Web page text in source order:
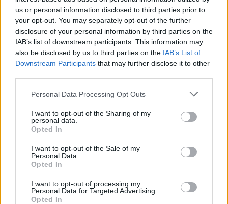
us or personal information disclosed to third parties prior to
your opt-out. You may separately opt-out of the further
disclosure of your personal information by third parties on the
IAB’s list of downstream participants. This information may
also be disclosed by us to third parties on the IAB’s List of
Downstream Participants that may further disclose it to other
Please note that this website/app uses one or more Google
not limited to your visit or usage behaviour. You may click to
grant or deny consent to Google and its third-party tags to
use your data for below specified purposes in below Google
consent section.
Personal Data Processing Opt Outs
I want to opt-out of the Sharing of my
personal data.
Opted In
I want to opt-out of the Sale of my
Personal Data.
Opted In
I want to opt-out of processing my
Personal Data for Targeted Advertising.
Opted In
Σχόλια
50 /50
Υποβολή σχολίου